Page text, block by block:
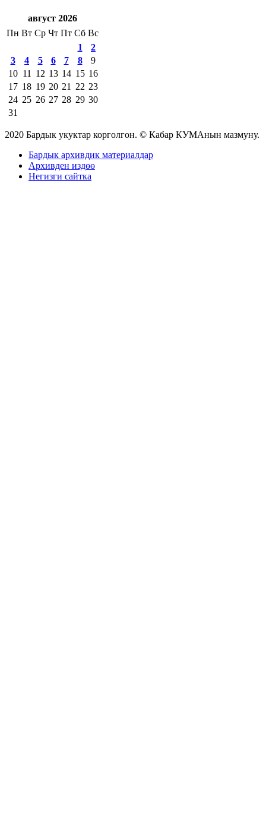
август 2026
Пн Вт Ср Чт Пт Сб Вс
1
2
3
4 5 6 7 8
9
10 11 12 13 14 15 16
17 18 19 20 21 22 23
24 25 26 27 28 29 30
31
2020 Бардык укуктар корголгон. © Кабар КУМАнын мазмуну.
Бардык архивдик материалдар
Архивден издөө
Негизги сайтка